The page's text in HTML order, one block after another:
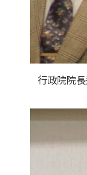
行政院院